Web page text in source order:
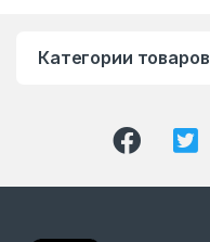
Категории товаров